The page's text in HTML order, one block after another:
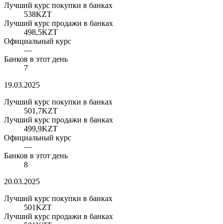
Лучший курс покупки в банках
538KZT
Лучший курс продажи в банках
498,5KZT
Официальный курс
—
Банков в этот день
7
19.03.2025
Лучший курс покупки в банках
501,7KZT
Лучший курс продажи в банках
499,9KZT
Официальный курс
—
Банков в этот день
8
20.03.2025
Лучший курс покупки в банках
501KZT
Лучший курс продажи в банках